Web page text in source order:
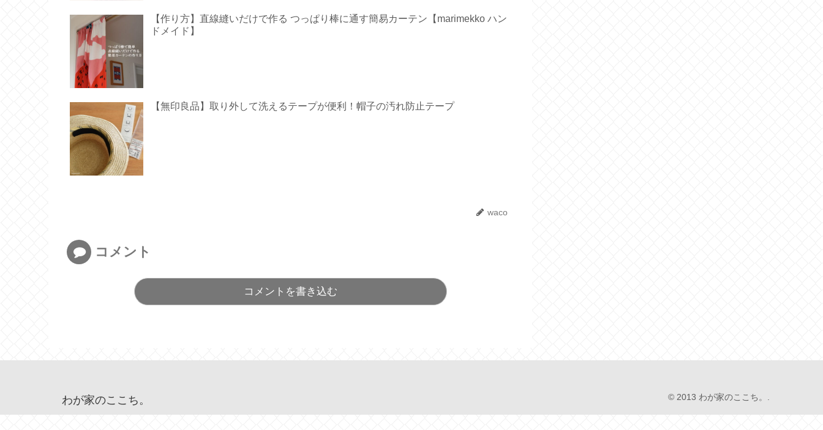
【作り方】直線縫いだけで作る つっぱり棒に通す簡易カーテン【marimekko ハン
ドメイド】
【無印良品】取り外して洗えるテープが便利！帽子の汚れ防止テープ
waco
コメント
コメントを書き込む
わが家のここち。 © 2013 わが家のここち。.